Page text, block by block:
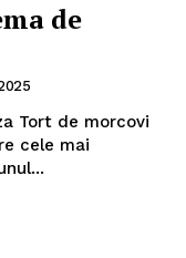
de
Tort de morcovi
cele mai